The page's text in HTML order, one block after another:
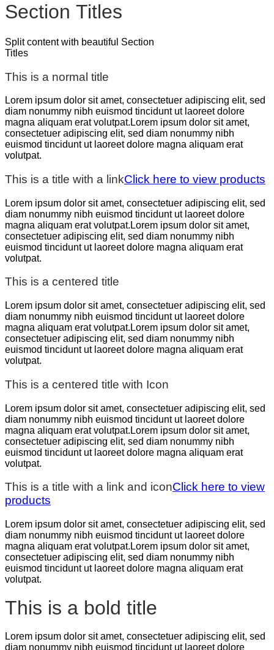
Section Titles
Split content with beautiful Section
Titles
This is a normal title
Lorem ipsum dolor sit amet, consectetuer adipiscing elit, sed
diam nonummy nibh euismod tincidunt ut laoreet dolore
magna aliquam erat volutpat.Lorem ipsum dolor sit amet,
consectetuer adipiscing elit, sed diam nonummy nibh
euismod tincidunt ut laoreet dolore magna aliquam erat
volutpat.
This is a title with a linkClick here to view products
Lorem ipsum dolor sit amet, consectetuer adipiscing elit, sed
diam nonummy nibh euismod tincidunt ut laoreet dolore
magna aliquam erat volutpat.Lorem ipsum dolor sit amet,
consectetuer adipiscing elit, sed diam nonummy nibh
euismod tincidunt ut laoreet dolore magna aliquam erat
volutpat.
This is a centered title
Lorem ipsum dolor sit amet, consectetuer adipiscing elit, sed
diam nonummy nibh euismod tincidunt ut laoreet dolore
magna aliquam erat volutpat.Lorem ipsum dolor sit amet,
consectetuer adipiscing elit, sed diam nonummy nibh
euismod tincidunt ut laoreet dolore magna aliquam erat
volutpat.
This is a centered title with Icon
Lorem ipsum dolor sit amet, consectetuer adipiscing elit, sed
diam nonummy nibh euismod tincidunt ut laoreet dolore
magna aliquam erat volutpat.Lorem ipsum dolor sit amet,
consectetuer adipiscing elit, sed diam nonummy nibh
euismod tincidunt ut laoreet dolore magna aliquam erat
volutpat.
This is a title with a link and iconClick here to view
products
Lorem ipsum dolor sit amet, consectetuer adipiscing elit, sed
diam nonummy nibh euismod tincidunt ut laoreet dolore
magna aliquam erat volutpat.Lorem ipsum dolor sit amet,
consectetuer adipiscing elit, sed diam nonummy nibh
euismod tincidunt ut laoreet dolore magna aliquam erat
volutpat.
This is a bold title
Lorem ipsum dolor sit amet, consectetuer adipiscing elit, sed
diam nonummy nibh euismod tincidunt ut laoreet dolore